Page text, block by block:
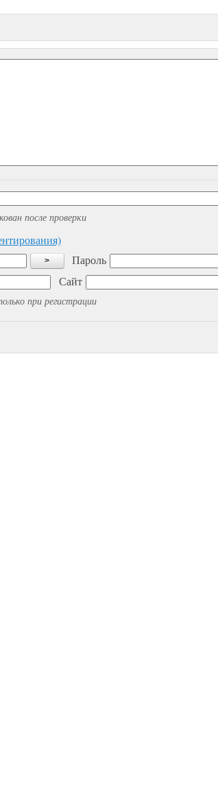
после проверки
>
Пароль
Сайт
при регистрации